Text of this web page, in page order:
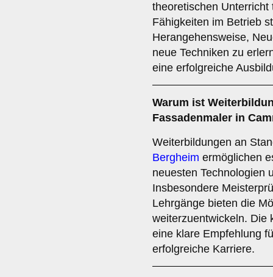
theoretischen
Fähigkeiten im Betrieb
Herangehensweise,
neue Techniken zu
eine erfolgreiche
Warum ist
Fassadenmaler in
Weiterbildungen an
Bergheim ermöglichen
neuesten Technologien
Insbesondere
Lehrgänge bieten die
weiterzuentwickeln. Die
eine klare Empfehlung
erfolgreiche Karriere.